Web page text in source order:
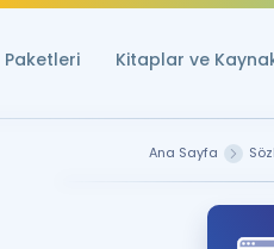
Paketleri Kitaplar ve
Ana Sayfa